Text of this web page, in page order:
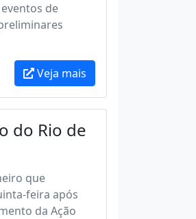
de
Veja mais
do Rio de
que
feira após
da Ação